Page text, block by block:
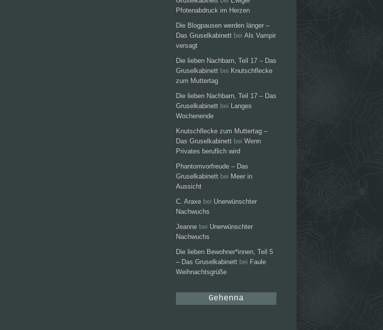
Pfotenabdruck im Herzen
Die Blogpausen werden länger –
Das Gruselkabinett bei Als Vampir
versagt
Die lieben Nachbarn, Teil 17 – Das
Gruselkabinett bei Knutschflecke
zum Muttertag
Die lieben Nachbarn, Teil 17 – Das
Gruselkabinett bei Langes
Wochenende
Knutschflecke zum Muttertag –
Das Gruselkabinett bei Wenn
Privates beruflich wird
Phantomvorfreude – Das
Gruselkabinett bei Meer in
Aussicht
C. Araxe bei Unerwünschter
Nachwuchs
Jeanne bei Unerwünschter
Nachwuchs
Die lieben Bewohner*innen, Teil 5
– Das Gruselkabinett bei Faule
Weihnachtsgrüße
Gehenna